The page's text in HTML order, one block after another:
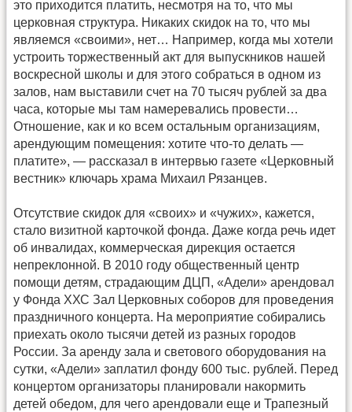
это приходится платить, несмотря на то, что мы
церковная структура. Никаких скидок на то, что мы
являемся «своими», нет… Например, когда мы хотели
устроить торжественный акт для выпускников нашей
воскресной школы и для этого собраться в одном из
залов, нам выставили счет на 70 тысяч рублей за два
часа, которые мы там намеревались провести…
Отношение, как и ко всем остальным организациям,
арендующим помещения: хотите что-то делать —
платите», — рассказал в интервью газете «Церковный
вестник» ключарь храма Михаил Рязанцев.
Отсутствие скидок для «своих» и «чужих», кажется,
стало визитной карточкой фонда. Даже когда речь идет
об инвалидах, коммерческая дирекция остается
непреклонной. В 2010 году общественный центр
помощи детям, страдающим ДЦП, «Адели» арендовал
у Фонда ХХС Зал Церковных соборов для проведения
праздничного концерта. На мероприятие собирались
приехать около тысячи детей из разных городов
России. За аренду зала и светового оборудования на
сутки, «Адели» заплатил фонду 600 тыс. рублей. Перед
концертом организаторы планировали накормить
детей обедом, для чего арендовали еще и Трапезный